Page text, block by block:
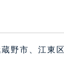
野市、江東